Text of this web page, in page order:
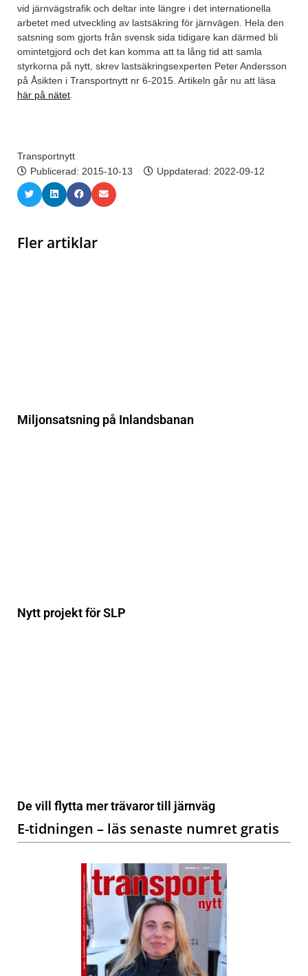
vid järnvägstrafik och deltar inte längre i det internationella
arbetet med utveckling av lastsäkring för järnvägen. Hela den
satsning som gjorts från svensk sida tidigare kan därmed bli
omintetgjord och det kan komma att ta lång tid att samla
styrkorna på nytt, skrev lastsäkringsexperten Peter Andersson
på Åsikten i Transportnytt nr 6-2015. Artikeln går nu att läsa
här på nätet
Transportnytt
Publicerad: 2015-10-13 Uppdaterad: 2022-09-12
Fler artiklar
Miljonsatsning på Inlandsbanan
Nytt projekt för SLP
De vill flytta mer trävaror till järnväg
E-tidningen – läs senaste numret gratis